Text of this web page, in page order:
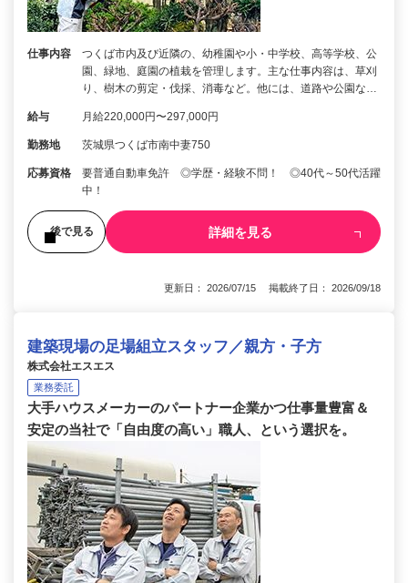
仕事内容
つくば市内及び近隣の、幼稚園や小・中学校、高等学校、公
園、緑地、庭園の植栽を管理します。主な仕事内容は、草刈
り、樹木の剪定・伐採、消毒など。他には、道路や公園な…
給与 月給220,000円〜297,000円
勤務地 茨城県つくば市南中妻750
応募資格
要普通自動車免許 ◎学歴・経験不問！ ◎40代～50代活躍
中！
後で見る 詳細を見る
更新日： 2026/07/15 掲載終了日： 2026/09/18
建築現場の足場組立スタッフ／親方・子方
株式会社エスエス
業務委託
大手ハウスメーカーのパートナー企業かつ仕事量豊富＆
安定の当社で「自由度の高い」職人、という選択を。